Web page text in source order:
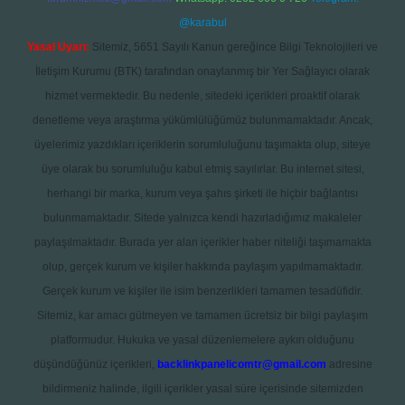
@karabul
Yasal Uyarı: Sitemiz, 5651 Sayılı Kanun gereğince Bilgi Teknolojileri ve
İletişim Kurumu (BTK) tarafından onaylanmış bir Yer Sağlayıcı olarak
hizmet vermektedir. Bu nedenle, sitedeki içerikleri proaktif olarak
denetleme veya araştırma yükümlülüğümüz bulunmamaktadır. Ancak,
üyelerimiz yazdıkları içeriklerin sorumluluğunu taşımakta olup, siteye
üye olarak bu sorumluluğu kabul etmiş sayılırlar. Bu internet sitesi,
herhangi bir marka, kurum veya şahıs şirketi ile hiçbir bağlantısı
bulunmamaktadır. Sitede yalnızca kendi hazırladığımız makaleler
paylaşılmaktadır. Burada yer alan içerikler haber niteliği taşımamakta
olup, gerçek kurum ve kişiler hakkında paylaşım yapılmamaktadır.
Gerçek kurum ve kişiler ile isim benzerlikleri tamamen tesadüfidir.
Sitemiz, kar amacı gütmeyen ve tamamen ücretsiz bir bilgi paylaşım
platformudur. Hukuka ve yasal düzenlemelere aykırı olduğunu
düşündüğünüz içerikleri, backlinkpanelicomtr@gmail.com adresine
bildirmeniz halinde, ilgili içerikler yasal süre içerisinde sitemizden